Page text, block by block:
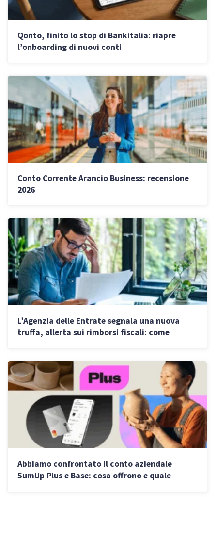
Qonto, finito lo stop di Bankitalia: riapre
l’onboarding di nuovi conti
Conto Corrente Arancio Business: recensione
2026
L’Agenzia delle Entrate segnala una nuova
truffa, allerta sui rimborsi fiscali: come
Abbiamo confrontato il conto aziendale
SumUp Plus e Base: cosa offrono e quale